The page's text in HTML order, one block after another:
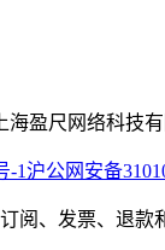
海盈尺网络科技
-1沪公网安备
阅、发票、退款